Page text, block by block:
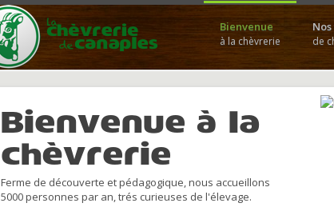
Bienvenue
à la chèvrerie de
Bienvenue à la
chèvrerie
Ferme de découverte et pédagogique, nous accueillons
5000 personnes par an, trés curieuses de l'élevage.